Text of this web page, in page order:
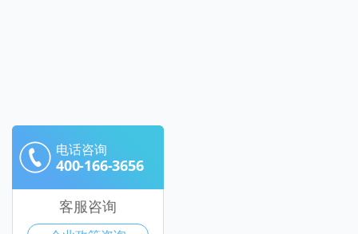
电话咨询
400-166-3656
客服咨询